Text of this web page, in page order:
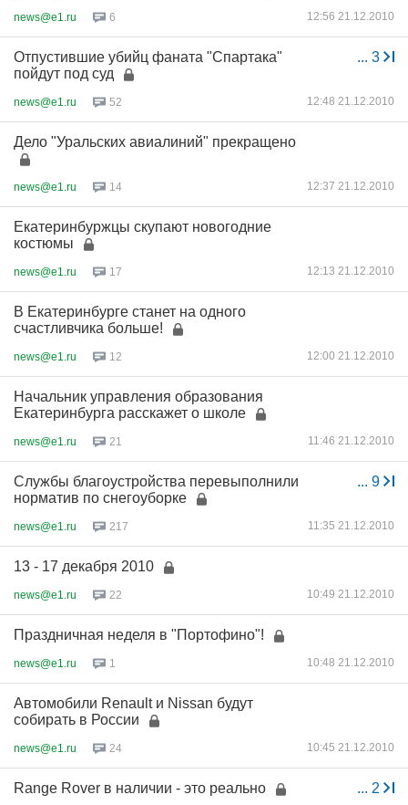
news@e1.ru 6 12:56 21.12.2010
... 3
Отпустившие убийц фаната "Спартака"
пойдут под суд
news@e1.ru 52 12:48 21.12.2010
Дело "Уральских авиалиний" прекращено
news@e1.ru 14 12:37 21.12.2010
Екатеринбуржцы скупают новогодние
костюмы
news@e1.ru 17 12:13 21.12.2010
В Екатеринбурге станет на одного
счастливчика больше!
news@e1.ru 12 12:00 21.12.2010
Начальник управления образования
Екатеринбурга расскажет о школе
news@e1.ru 21 11:46 21.12.2010
... 9
Службы благоустройства перевыполнили
норматив по снегоуборке
news@e1.ru 217 11:35 21.12.2010
13 - 17 декабря 2010
news@e1.ru 22 10:49 21.12.2010
Праздничная неделя в "Портофино"!
news@e1.ru 1 10:48 21.12.2010
Автомобили Renault и Nissan будут
собирать в России
news@e1.ru 24 10:45 21.12.2010
... 2
Range Rover в наличии - это реально